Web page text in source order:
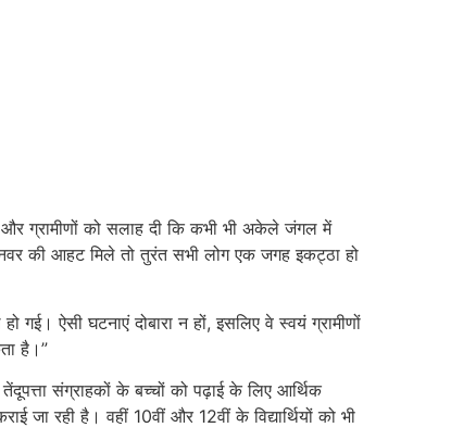
और ग्रामीणों को सलाह दी कि कभी भी अकेले जंगल में
की आहट मिले तो तुरंत सभी लोग एक जगह इकट्ठा हो
ऐसी घटनाएं दोबारा न हों, इसलिए वे स्वयं ग्रामीणों
है।”
संग्राहकों के बच्चों को पढ़ाई के लिए आर्थिक
रही है। वहीं 10वीं और 12वीं के विद्यार्थियों को भी